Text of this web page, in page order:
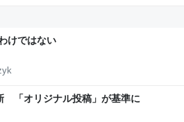
けではない
「オリジナル投稿」が基準に